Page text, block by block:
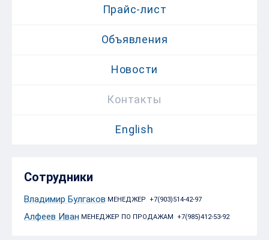
Прайс-лист
Объявления
Новости
Контакты
English
Сотрудники
Владимир Булгаков МЕНЕДЖЕР +7(903)514-42-97
Алфеев Иван МЕНЕДЖЕР ПО ПРОДАЖАМ +7(985)412-53-92